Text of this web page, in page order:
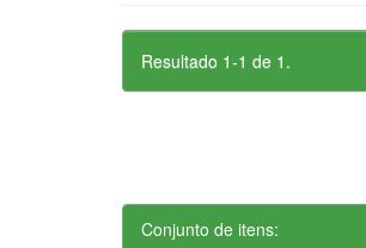
Resultado 1-1 de 1.
Conjunto de itens: